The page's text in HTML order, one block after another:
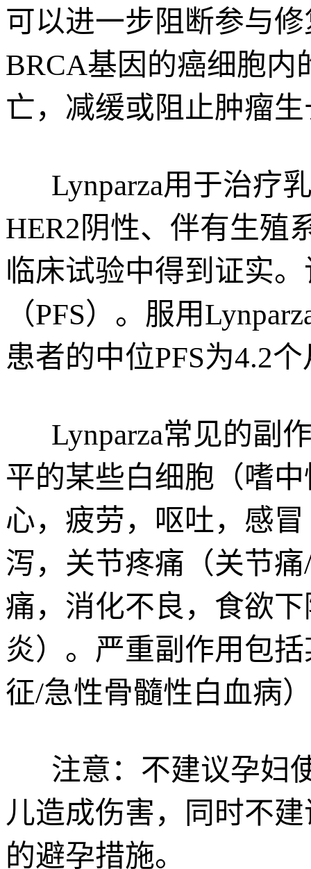
可以进一步阻断参与
BRCA基因的癌细胞
亡，减缓或阻止肿瘤
Lynparza用于治疗
HER2阴性、伴有生殖
临床试验中得到证实
（PFS）。服用
患者的中位PFS为4.2
Lynparza常见的副
平的某些白细胞（嗜
心，疲劳，呕吐，感
泻，关节疼痛（关节
痛，消化不良，食欲
炎）。严重副作用包
征/急性骨髓性白血病
注意：不建议孕妇
儿造成伤害，同时不
的避孕措施。